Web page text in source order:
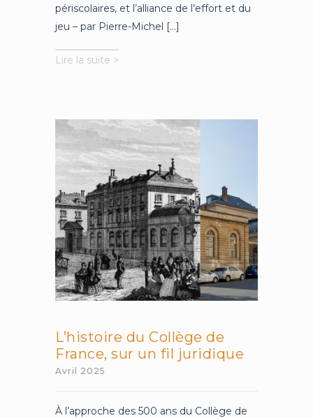
périscolaires, et l’alliance de l’effort et du
jeu – par Pierre-Michel [...]
Lire la suite >
du
jeu
et
culture
de
l’effort
L’histoire du Collège de
France, sur un fil juridique
Avril 2025
À l’approche des 500 ans du Collège de